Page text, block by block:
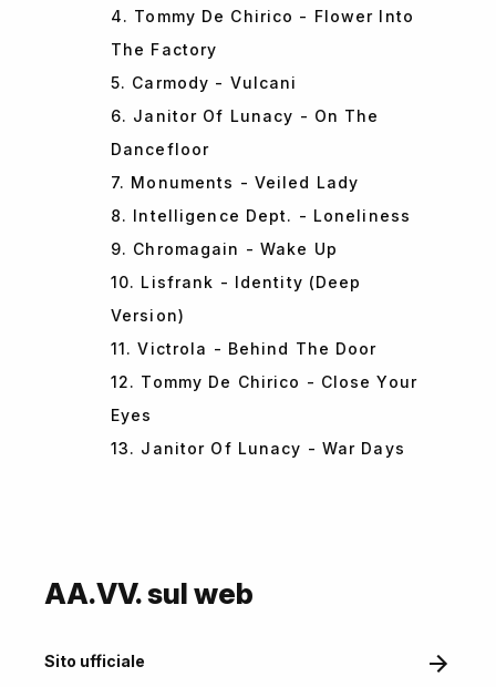
4. Tommy De Chirico - Flower Into
The Factory
5. Carmody - Vulcani
6. Janitor Of Lunacy - On The
Dancefloor
7. Monuments - Veiled Lady
8. Intelligence Dept. - Loneliness
9. Chromagain - Wake Up
10. Lisfrank - Identity (Deep
Version)
11. Victrola - Behind The Door
12. Tommy De Chirico - Close Your
Eyes
13. Janitor Of Lunacy - War Days
AA.VV. sul web
Sito ufficiale